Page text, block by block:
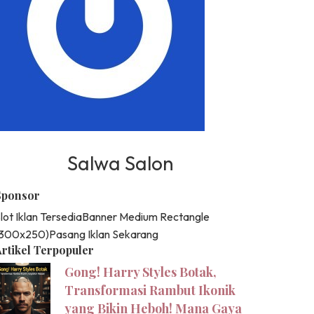
Salwa Salon
Iklan TersediaBanner Medium Rectangle
Pasang Iklan Sekarang
Terpopuler
Gong! Harry Styles Botak,
Transformasi Rambut Ikonik
yang Bikin Heboh! Mana Gaya